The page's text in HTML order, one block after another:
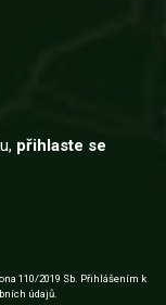
přihlaste se
110/2019 Sb. Přihlášením k
údajů.